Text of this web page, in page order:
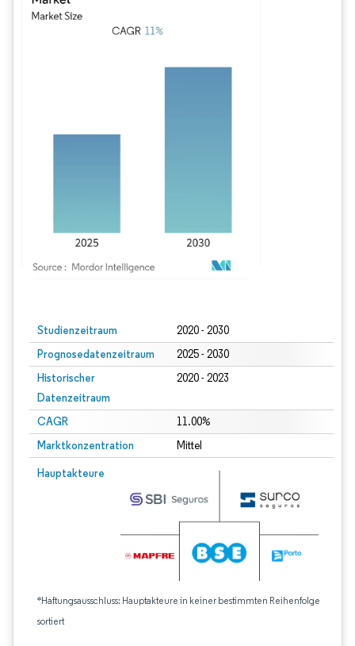
Studienzeitraum 2020 - 2030
Prognosedatenzeitraum 2025 - 2030
Historischer
Datenzeitraum
2020 - 2023
CAGR 11.00%
Marktkonzentration Mittel
Hauptakteure
*Haftungsausschluss: Hauptakteure in keiner bestimmten Reihenfolge
sortiert